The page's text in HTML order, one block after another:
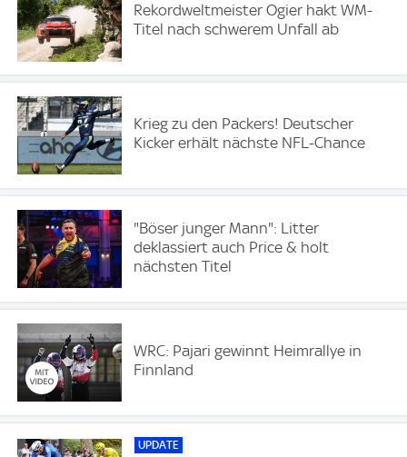
Rekordweltmeister Ogier hakt WM-
Titel nach schwerem Unfall ab
Krieg zu den Packers! Deutscher
Kicker erhält nächste NFL-Chance
"Böser junger Mann": Litter
deklassiert auch Price & holt
nächsten Titel
WRC: Pajari gewinnt Heimrallye in
Finnland
UPDATE